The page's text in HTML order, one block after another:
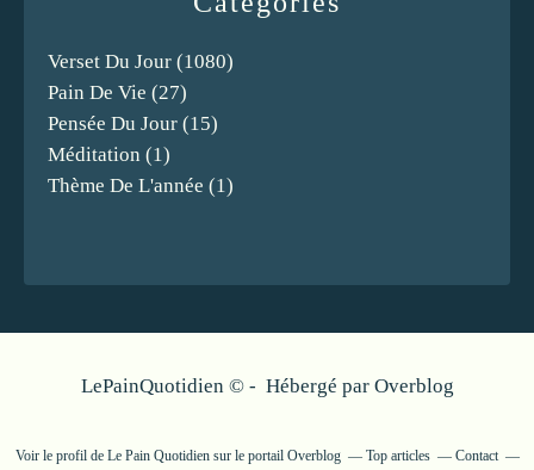
Verset Du Jour (1080)
Pain De Vie (27)
Pensée Du Jour (15)
Méditation (1)
Thème De L'année (1)
LePainQuotidien © - Hébergé par Overblog
Voir le profil de Le Pain Quotidiensur le portail Overblog Top articles Contact